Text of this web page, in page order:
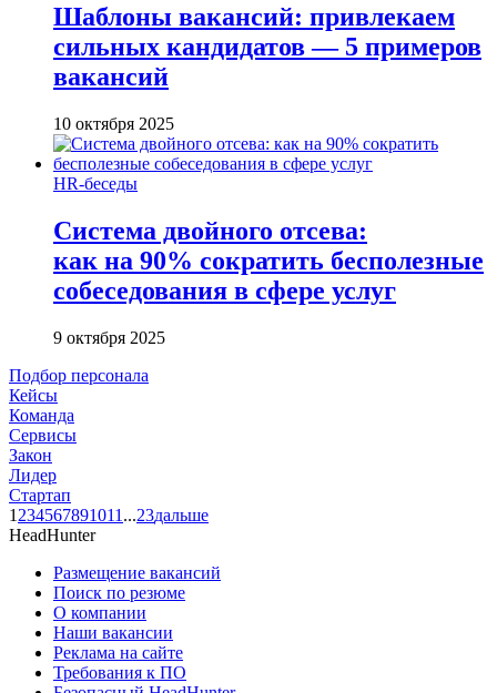
Шаблоны вакансий: привлекаем
сильных кандидатов — 5 примеров
вакансий
10 октября 2025
HR-беседы
Система двойного отсева:
как на 90% сократить бесполезные
собеседования в сфере услуг
9 октября 2025
Подбор персонала
Кейсы
Команда
Сервисы
Закон
Лидер
Стартап
1 234567891011 ...23дальше
HeadHunter
Размещение вакансий
Поиск по резюме
О компании
Наши вакансии
Реклама на сайте
Требования к ПО